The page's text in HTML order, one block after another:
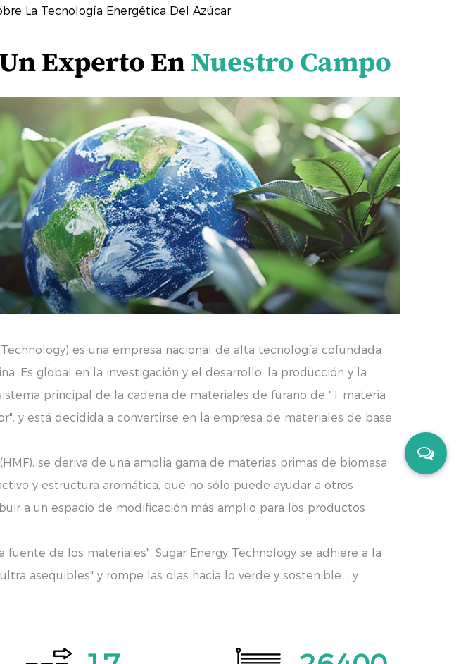
La Tecnología Energética Del Azúcar
Experto EnNuestro Campo
es una empresa nacional de alta tecnología cofundada
Es global en la investigación y el desarrollo, la producción y la
principal de la cadena de materiales de furano de "1 materia
y está decidida a convertirse en la empresa de materiales de base
se deriva de una amplia gama de materias primas de biomasa
y estructura aromática, que no sólo puede ayudar a otros
a un espacio de modificación más amplio para los productos
de los materiales", Sugar Energy Technology se adhiere a la
asequibles" y rompe las olas hacia lo verde y sostenible. , y